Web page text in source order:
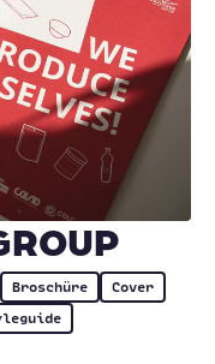
Broschüre
Cover